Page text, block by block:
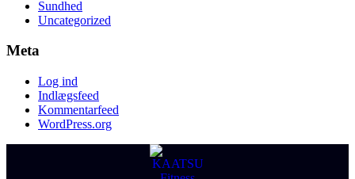
Sundhed
Uncategorized
Meta
Log ind
Indlægsfeed
Kommentarfeed
WordPress.org